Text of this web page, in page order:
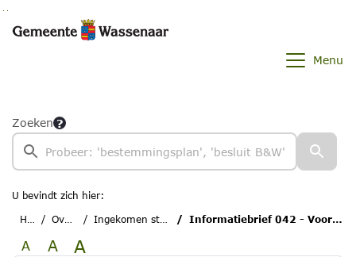
Ga naar de inhoud van deze pagina
Ga naar het zoeken
Ga naar het menu
Menu
Zoeken
U bevindt zich hier:
Home
Overzichten Ingekomen stukken Wassenaar Informatiebrief 042 - Voortgang restauratie en renovatie Huize Ivicke
A A A